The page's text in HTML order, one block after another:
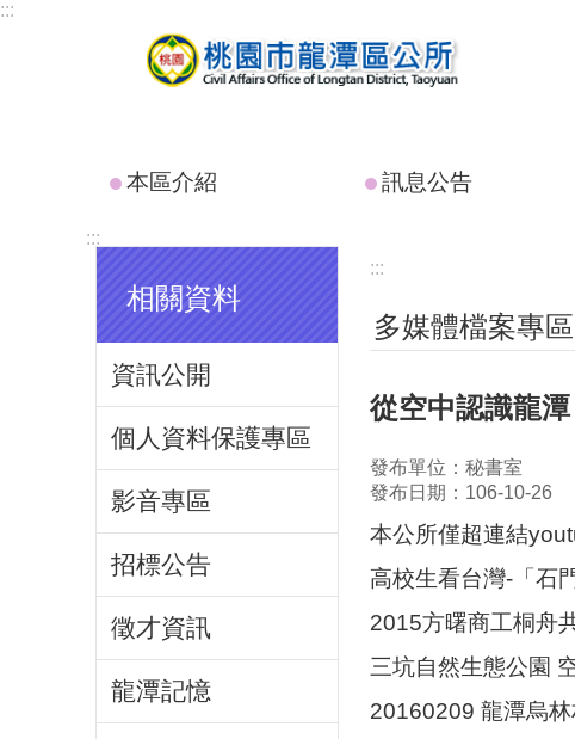
跳到主要內容區塊
:::
本區介紹 訊息公告
:::
相關資料
資訊公開
個人資料保護專區
影音專區
招標公告
徵才資訊
龍潭記憶
:::
多媒體檔案專區
從空中認識龍潭
發布單位：秘書室
發布日期：106-10-26
本公所僅超連結
高校生看台灣-「石
2015方曙商工桐舟
三坑自然生態公園
20160209 龍潭烏